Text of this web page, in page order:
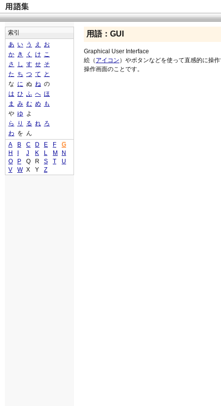
用語：GUI
Graphical User Interface
絵（ アイコン ）やボタンなどを使って直感的に操
操作画面のことです。
索引
あ い う え
お
か き く け こ
さ
し す せ そ
た ち つ て
と
な に ぬ ね の
は ひ ふ へ ほ
ま
み む め
も
や ゆ よ
ら
り る れ ろ
わ を ん
A
B C D E F
G
H
J K L M
N
O
P Q R S T
U
V
W X Y Z